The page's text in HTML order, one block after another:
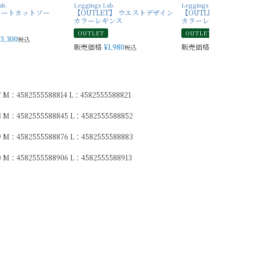
トカットソー
3,300税込
Leggings Lab.
【OUTLET】 ウエストデザイン
カラーレギンス
OUTLET
販売価格 ¥1,980税込
Leggings Lab.
【OUTLET】 バックデザイ
カラーレギンス
OUTLET
販売価格
：4582555588814 L：4582555588821
M：4582555588845 L：4582555588852
M：4582555588876 L：4582555588883
M：4582555588906 L：4582555588913